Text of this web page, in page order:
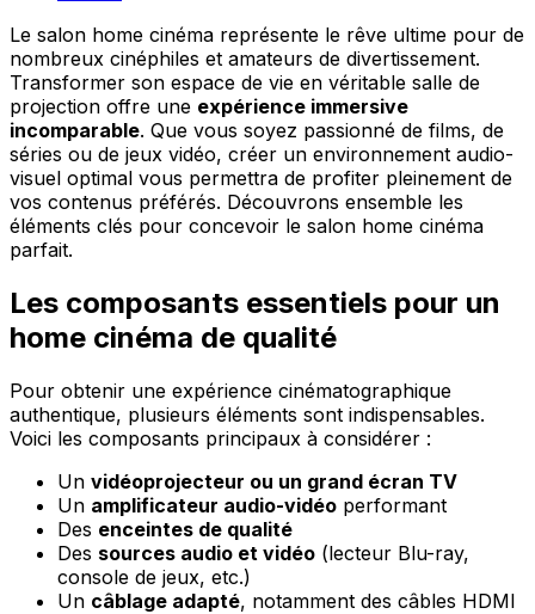
Le salon home cinéma représente le rêve ultime pour de
nombreux cinéphiles et amateurs de divertissement.
Transformer son espace de vie en véritable salle de
projection offre une expérience immersive
incomparable. Que vous soyez passionné de films, de
séries ou de jeux vidéo, créer un environnement audio-
visuel optimal vous permettra de profiter pleinement de
vos contenus préférés. Découvrons ensemble les
éléments clés pour concevoir le salon home cinéma
parfait.
Les composants essentiels pour un
home cinéma de qualité
Pour obtenir une expérience cinématographique
authentique, plusieurs éléments sont indispensables.
Voici les composants principaux à considérer :
Un vidéoprojecteur ou un grand écran TV
Un amplificateur audio-vidéo performant
Des enceintes de qualité
Des sources audio et vidéo (lecteur Blu-ray,
console de jeux, etc.)
Un câblage adapté, notamment des câbles HDMI